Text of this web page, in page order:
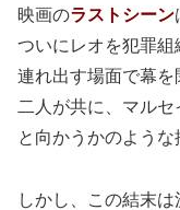
映画のラストシーン
ついにレオを犯罪組
連れ出す場面で幕を
二人が共に、マル
と向かうかのような
しかし、この結末は